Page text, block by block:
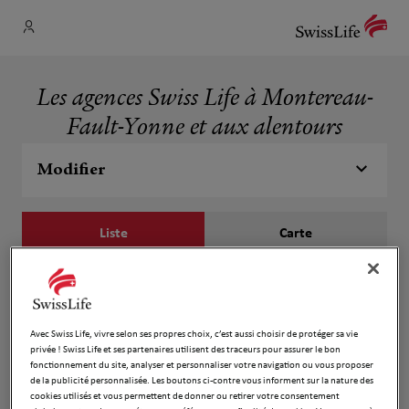
Les agences Swiss Life à Montereau-
Fault-Yonne et aux alentours
Modifier
Liste Carte
1
77300 Fontainebleau
Ouvert 08:00 - 18:00
Numéro
Avec Swiss Life, vivre selon ses propres choix, c’est aussi choisir de protéger sa vie
privée ! Swiss Life et ses partenaires utilisent des traceurs pour assurer le bon
fonctionnement du site, analyser et personnaliser votre navigation ou vous proposer
de la publicité personnalisée. Les boutons ci-contre vous informent sur la nature des
cookies utilisés et vous permettent de donner ou retirer votre consentement